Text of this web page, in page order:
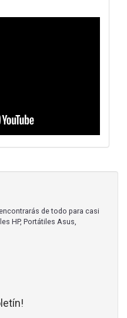
de todo para casi
HP, Portátiles Asus,